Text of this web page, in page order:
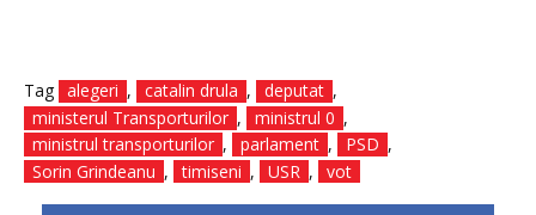
Tag alegeri , catalin drula , deputat ,
ministerul Transporturilor , ministrul 0 ,
ministrul transporturilor , parlament , PSD ,
Sorin Grindeanu , timiseni , USR , vot